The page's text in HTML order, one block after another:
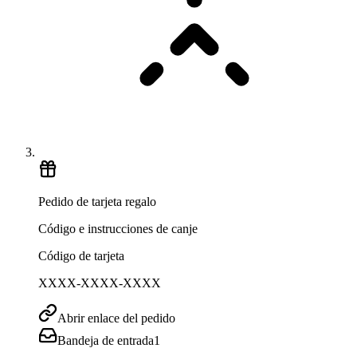
Pedido de tarjeta regalo
Código e instrucciones de canje
Código de tarjeta
XXXX-XXXX-XXXX
Abrir enlace del pedido
Bandeja de entrada1